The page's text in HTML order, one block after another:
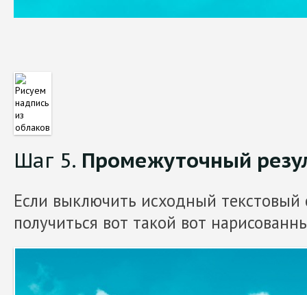
Шаг 5. Промежуточный
Если выключить исходный текстовый
получиться вот такой вот